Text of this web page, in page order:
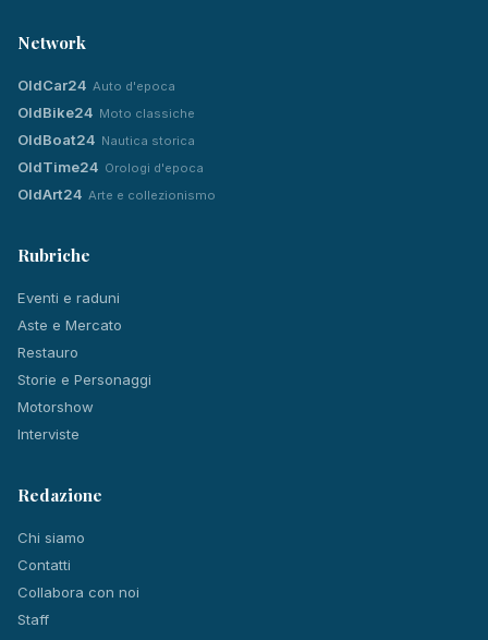
Network
OldCar24 Auto d'epoca
OldBike24 Moto classiche
OldBoat24 Nautica storica
OldTime24 Orologi d'epoca
OldArt24 Arte e collezionismo
Rubriche
Eventi e raduni
Aste e Mercato
Restauro
Storie e Personaggi
Motorshow
Interviste
Redazione
Chi siamo
Contatti
Collabora con noi
Staff